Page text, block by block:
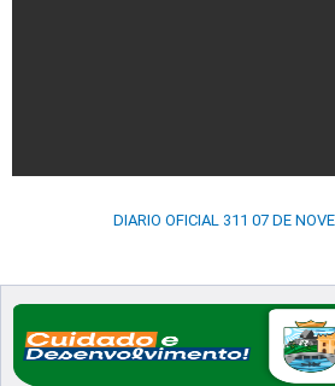
DIARIO OFICIAL 311 07 DE